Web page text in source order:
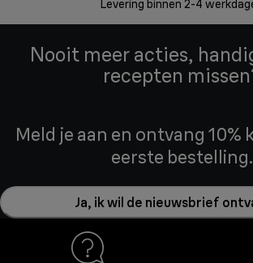
Levering binnen 2-4
Nooit meer acties,
recepten
Meld je aan en ontvang 10%
eerste bestelling.
Ja, ik wil de nieuwsbrief